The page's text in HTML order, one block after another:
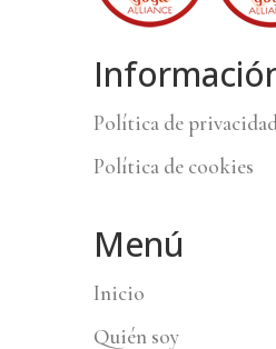
Política de
Política de cookies
Menú
Inicio
Quién soy